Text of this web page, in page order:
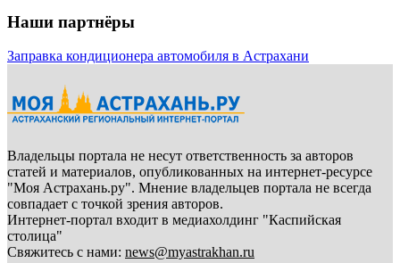
Наши партнёры
Заправка кондиционера автомобиля в Астрахани
Владельцы портала не несут ответственность за авторов
статей и материалов, опубликованных на интернет-ресурсе
"Моя Астрахань.ру". Мнение владельцев портала не всегда
совпадает с точкой зрения авторов.
Интернет-портал входит в медиахолдинг "Каспийская
столица"
Свяжитесь с нами: news@myastrakhan.ru